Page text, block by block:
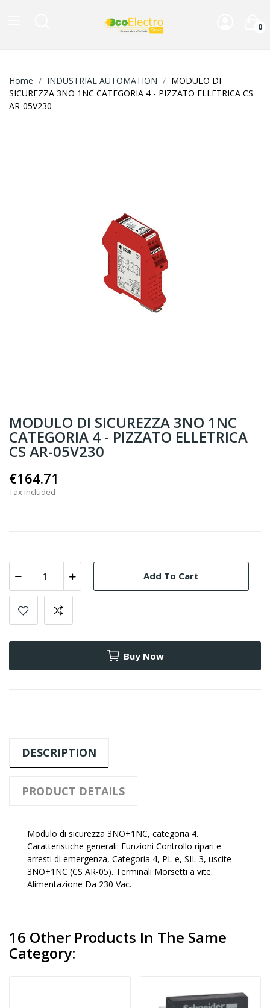
0
Home INDUSTRIAL AUTOMATION
MODULO DI
SICUREZZA 3NO 1NC CATEGORIA 4 - PIZZATO ELLETRICA CS
AR-05V230
MODULO DI SICUREZZA 3NO 1NC
CATEGORIA 4 - PIZZATO ELLETRICA
CS AR-05V230
€164.71
Tax included
Add To Cart
Buy Now
DESCRIPTION
PRODUCT DETAILS
Modulo di sicurezza 3NO+1NC, categoria 4.
Caratteristiche generali: Funzioni Controllo ripari e
arresti di emergenza, Categoria 4, PL e, SIL 3, uscite
3NO+1NC (CS AR-05). Terminali Morsetti a vite.
Alimentazione Da 230 Vac.
16 Other Products In The Same
Category: